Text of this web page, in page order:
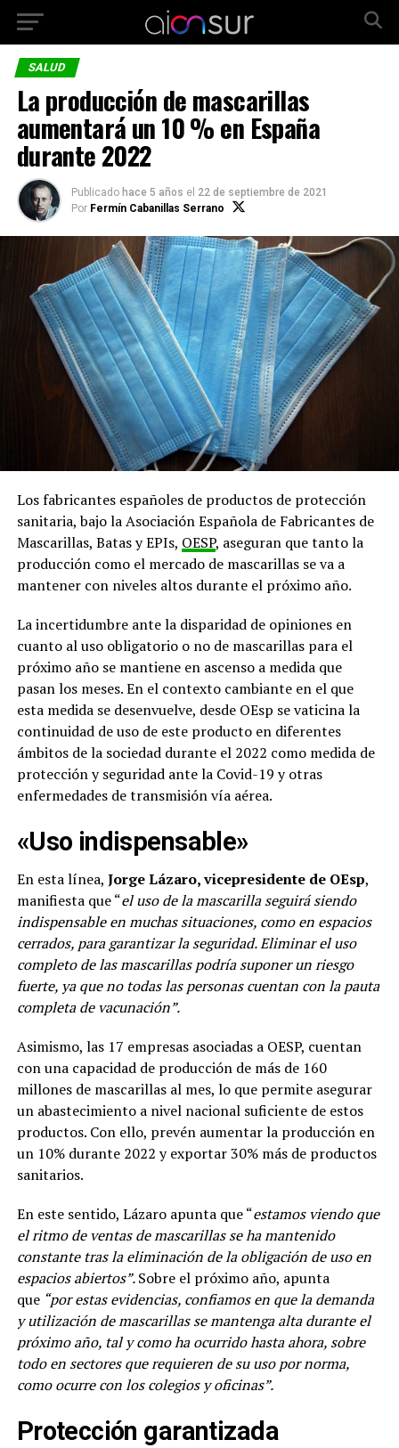
SALUD
La producción de mascarillas
aumentará un 10 % en España
durante 2022
Publicado hace 5 años el 22 de septiembre de 2021
Por Fermín Cabanillas Serrano
Los fabricantes españoles de productos de protección
sanitaria, bajo la Asociación Española de Fabricantes de
Mascarillas, Batas y EPIs, OESP, aseguran que tanto la
producción como el mercado de mascarillas se va a
mantener con niveles altos durante el próximo año.
La incertidumbre ante la disparidad de opiniones en
cuanto al uso obligatorio o no de mascarillas para el
próximo año se mantiene en ascenso a medida que
pasan los meses. En el contexto cambiante en el que
esta medida se desenvuelve, desde OEsp se vaticina la
continuidad de uso de este producto en diferentes
ámbitos de la sociedad durante el 2022 como medida de
protección y seguridad ante la Covid-19 y otras
enfermedades de transmisión vía aérea.
«Uso indispensable»
En esta línea, Jorge Lázaro, vicepresidente de OEsp,
manifiesta que “el uso de la mascarilla seguirá siendo
indispensable en muchas situaciones, como en espacios
cerrados, para garantizar la seguridad. Eliminar el uso
completo de las mascarillas podría suponer un riesgo
fuerte, ya que no todas las personas cuentan con la pauta
completa de vacunación”.
Asimismo, las 17 empresas asociadas a OESP, cuentan
con una capacidad de producción de más de 160
millones de mascarillas al mes, lo que permite asegurar
un abastecimiento a nivel nacional suficiente de estos
productos. Con ello, prevén aumentar la producción en
un 10% durante 2022 y exportar 30% más de productos
sanitarios.
En este sentido, Lázaro apunta que “estamos viendo que
el ritmo de ventas de mascarillas se ha mantenido
constante tras la eliminación de la obligación de uso en
espacios abiertos”.Sobre el próximo año, apunta
que“por estas evidencias, confiamos en que la demanda
y utilización de mascarillas se mantenga alta durante el
próximo año, tal y como ha ocurrido hasta ahora, sobre
todo en sectores que requieren de su uso por norma,
como ocurre con los colegios y oficinas”.
Protección garantizada